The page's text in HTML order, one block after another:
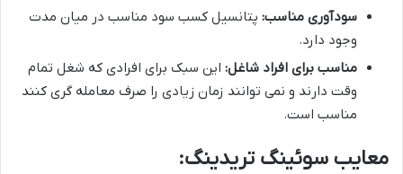
سودآوری مناسب: پتانسیل کسب سود مناسب در میان مدت
وجود دارد.
مناسب برای افراد شاغل: این سبک برای افرادی که شغل تمام
وقت دارند و نمی توانند زمان زیادی را صرف معامله گری کنند
مناسب است.
معایب سوئینگ تریدینگ: